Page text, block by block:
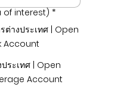
of interest) *
ระเทศ | Open
Account
ระเทศ | Open
Account